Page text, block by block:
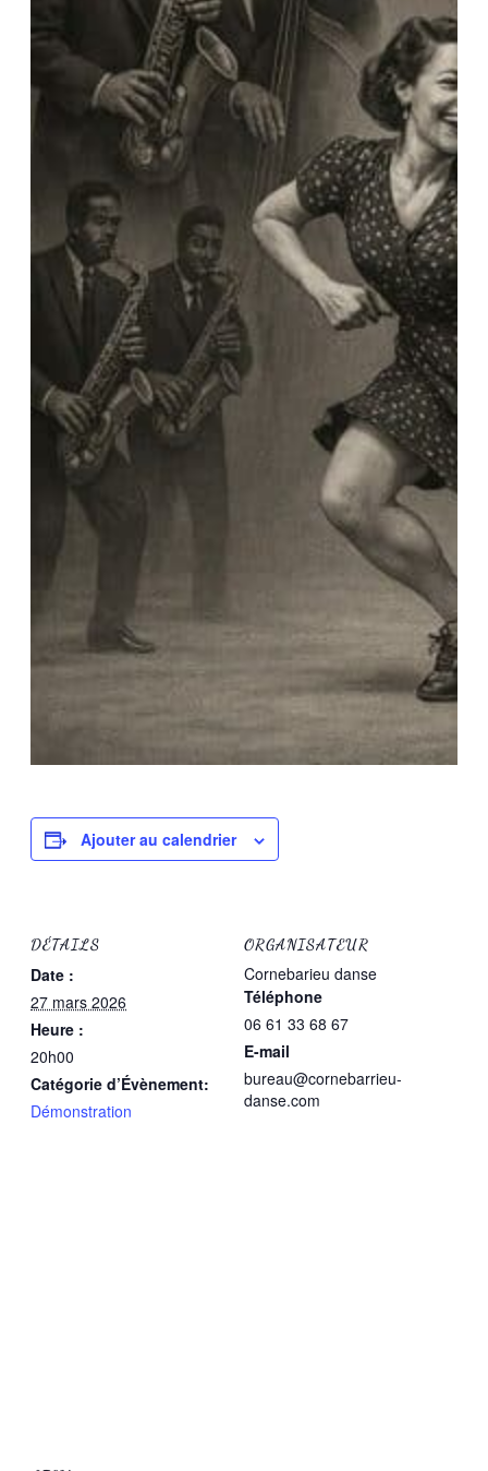
Ajouter au calendrier
DÉTAILS
Date :
27 mars 2026
Heure :
20h00
Catégorie d’Évènement:
Démonstration
ORGANISATEUR
Cornebarieu danse
Téléphone
06 61 33 68 67
E-mail
bureau@cornebarrieu-
danse.com